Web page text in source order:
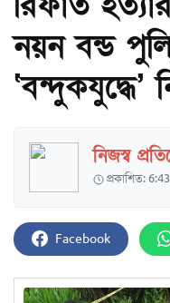
নয়ন বন্ড
‘বন্দুকযুদ্ধে’
নিজস্ব
প্রকাশিত:
Facebook